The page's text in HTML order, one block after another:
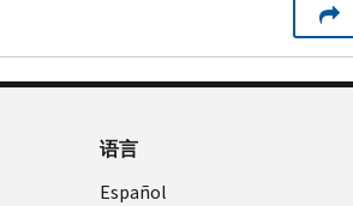
语言
Español